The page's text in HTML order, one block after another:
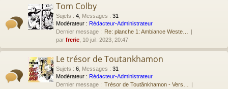
Tom Colby
Sujets : 4 Messages : 31
Modérateur : Rédacteur-Administrateur
Dernier message : Re: planche 1: Ambiance Weste…
par freric , 10 juil. 2023, 20:47
Le trésor de Toutankhamon
Sujets : 6 Messages : 31
Modérateur : Rédacteur-Administrateur
Dernier message : Trésor de Toutânkhamon - Vers…